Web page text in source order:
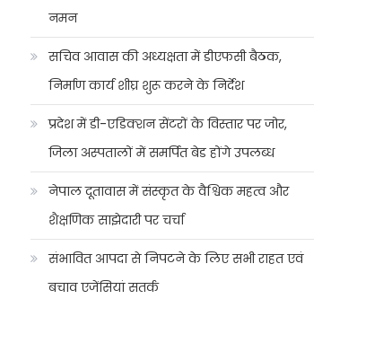
नमन
सचिव आवास की अध्यक्षता में डीएफसी बैठक,
निर्माण कार्य शीघ्र शुरू करने के निर्देश
प्रदेश में डी-एडिक्शन सेंटरों के विस्तार पर जोर,
जिला अस्पतालों में समर्पित बेड होंगे उपलब्ध
नेपाल दूतावास में संस्कृत के वैश्विक महत्व और
शैक्षणिक साझेदारी पर चर्चा
संभावित आपदा से निपटने के लिए सभी राहत एवं
बचाव एजेंसियां सतर्क